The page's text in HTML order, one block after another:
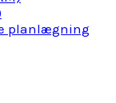
planlægning